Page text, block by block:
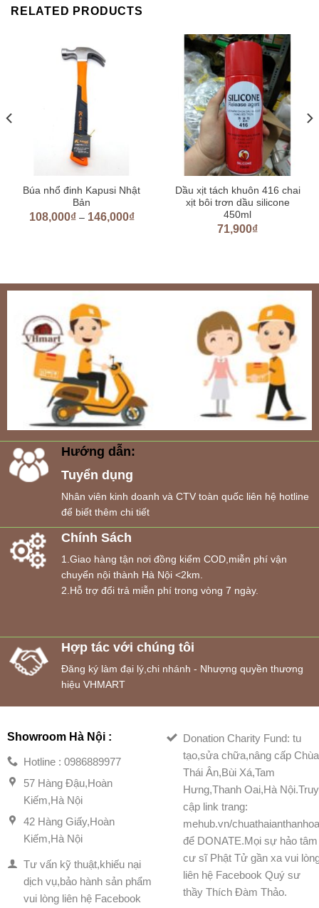
RELATED PRODUCTS
Búa nhổ đinh Kapusi Nhật
Bản
108,000₫– 146,000₫
Dầu xịt tách khuôn 416 chai
xịt bôi trơn dầu silicone
450ml
71,900₫
Hướng dẫn:
Tuyển dụng
Nhân viên kinh doanh và CTV toàn quốc liên hệ hotline
để biết thêm chi tiết
Chính Sách
1.Giao hàng tận nơi đồng kiểm COD,miễn phí vận
chuyển nội thành Hà Nội <2km.
2.Hỗ trợ đổi trả miễn phí trong vòng 7 ngày.
Hợp tác với chúng tôi
Đăng ký làm đại lý,chi nhánh - Nhượng quyền thương
hiệu VHMART
Showroom Hà Nội :
Hotline : 0986889977
57 Hàng Đậu,Hoàn
Kiếm,Hà Nội
42 Hàng Giấy,Hoàn
Kiếm,Hà Nội
Tư vấn kỹ thuật,khiếu nại
dịch vụ,bảo hành sản phẩm
vui lòng liên hệ Facebook
Donation Charity Fund: tu
tạo,sửa chữa,nâng cấp Chùa
Thái Ân,Bùi Xá,Tam
Hưng,Thanh Oai,Hà Nội.Truy
cập link trang:
mehub.vn/
để DONATE.Mọi sự hảo tâm
cư sĩ Phật Tử gần xa vui
liên hệ Facebook Quý sư
thầy Thích Đàm Thảo.